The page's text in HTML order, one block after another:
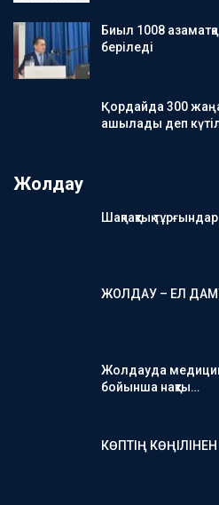
Биыл 1008
беріледі
Қордайда 300
ашылады деп
Жолдау
Шақпақтық
ЖОЛДАУ – ЕЛ
Жолдауда
бойынша нақты…
КӨПТІҢ